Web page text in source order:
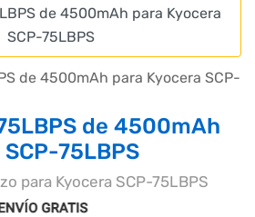
de 4500mAh
75LBPS
para Kyocera SCP-75LBPS